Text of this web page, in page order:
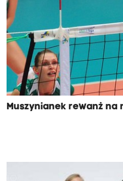
Muszynianek rewanż